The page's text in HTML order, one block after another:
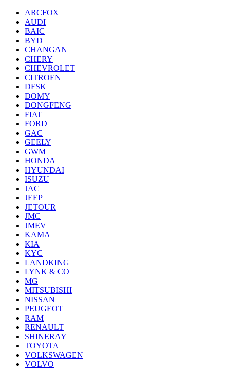
ARCFOX
AUDI
BAIC
BYD
CHANGAN
CHERY
CHEVROLET
CITROEN
DFSK
DOMY
DONGFENG
FIAT
FORD
GAC
GEELY
GWM
HONDA
HYUNDAI
ISUZU
JAC
JEEP
JETOUR
JMC
JMEV
KAMA
KIA
KYC
LANDKING
LYNK & CO
MG
MITSUBISHI
NISSAN
PEUGEOT
RAM
RENAULT
SHINERAY
TOYOTA
VOLKSWAGEN
VOLVO